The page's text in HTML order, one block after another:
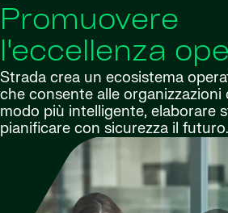
Promuovere
l'eccellenza
Strada crea un ecosistema
che consente alle organizzazioni
modo più intelligente, elaborare
pianificare con sicurezza il futuro.